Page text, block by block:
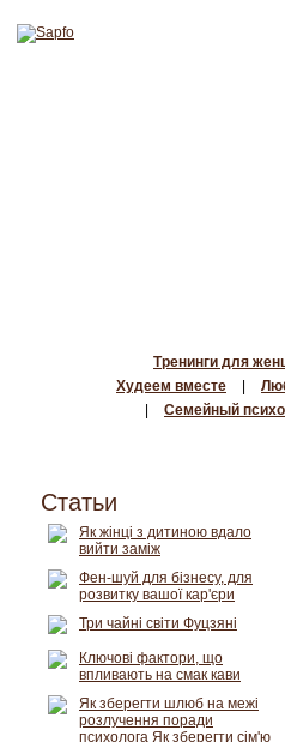
Тренинги для
Худеем вместе
Семейный
Статьи
Як жінці з дитиною вдало
вийти заміж
Фен-шуй для бізнесу, для
розвитку вашої кар'єри
Три чайні світи Фуцзяні
Ключові фактори, що
впливають на смак кави
Як зберегти шлюб на межі
розлучення поради
психолога Як зберегти сім'ю